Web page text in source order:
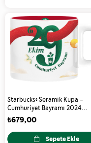
Starbucks® Seramik Kupa -
Cumhuriyet Bayramı 2024
Tasarımlı - 89 ml - 11165360
₺679,00
Sepete Ekle